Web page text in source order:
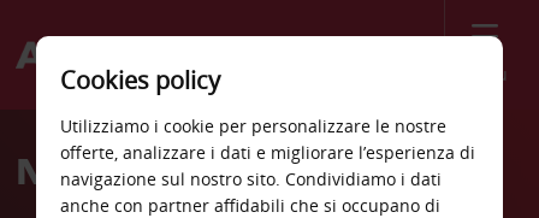
Menù
Welcome
AvisNoleggio auto Aurora
Cookies policy
Utilizziamo i cookie per personalizzare le nostre
offerte, analizzare i dati e migliorare l’esperienza di
navigazione sul nostro sito. Condividiamo i dati
anche con partner affidabili che si occupano di